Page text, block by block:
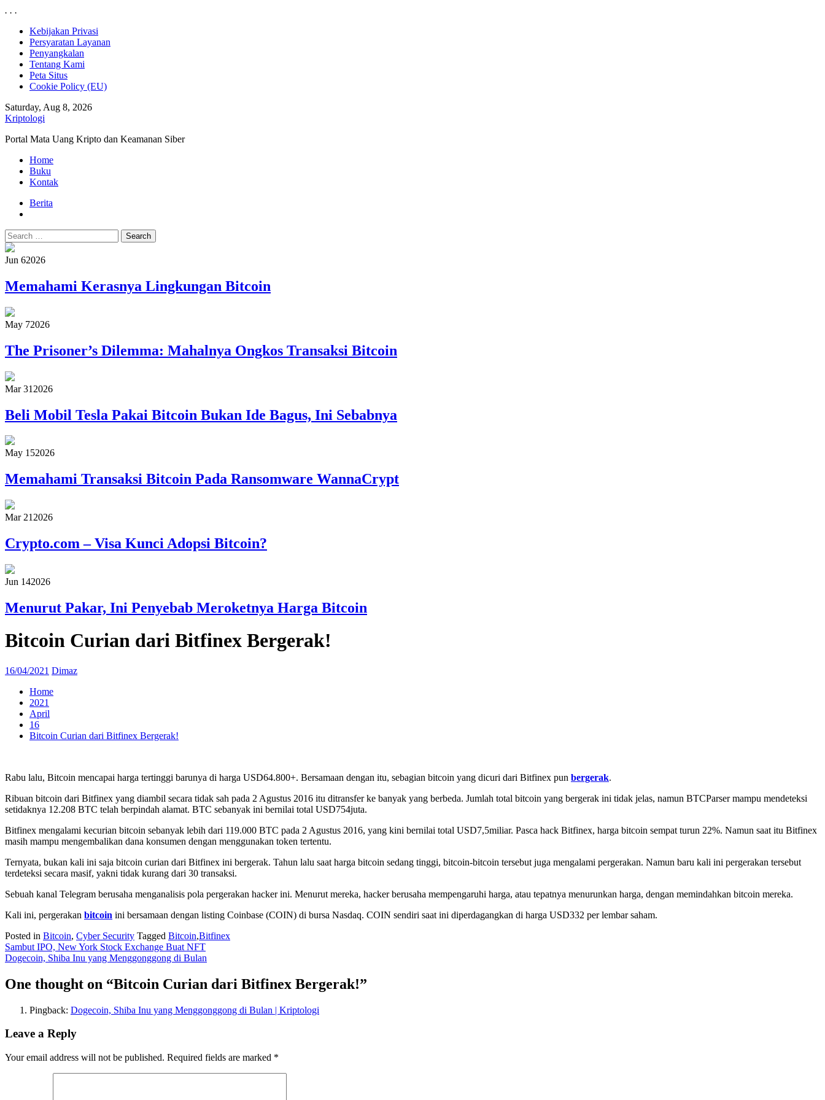
. . .
Skip
content
Kebijakan Privasi
Persyaratan Layanan
Penyangkalan
Tentang Kami
Peta Situs
Cookie Policy (EU)
Saturday, Aug 8, 2026
Kriptologi
Portal Mata Uang Kripto dan Keamanan Siber
Primary
Menu
Home
Buku
Kontak
Berita
Search
for:
Jun 62026
Memahami Kerasnya Lingkungan Bitcoin
May 72026
The Prisoner’s Dilemma: Mahalnya Ongkos Transaksi Bitcoin
Mar 31 2026
Beli Mobil Tesla Pakai Bitcoin Bukan Ide Bagus, Ini Sebabnya
May 152026
Memahami Transaksi Bitcoin Pada Ransomware WannaCrypt
Mar 21 2026
Crypto.com – Visa Kunci Adopsi Bitcoin?
Jun 142026
Menurut Pakar, Ini Penyebab Meroketnya Harga Bitcoin
Bitcoin Curian dari Bitfinex Bergerak!
16/04/2021 Dimaz
Home
2021
April
16
Bitcoin Curian dari Bitfinex Bergerak!
Rabu lalu, Bitcoin mencapai harga tertinggi barunya di harga USD64.800+. Bersamaan dengan itu, sebagian bitcoin yang dicuri dari Bitfinex pun bergerak.
Ribuan bitcoin dari Bitfinex yang diambil secara tidak sah pada 2 Agustus 2016 itu ditransfer ke banyak yang berbeda. Jumlah total bitcoin yang bergerak ini tidak jelas, namun BTCParser mampu mendeteksi
setidaknya 12.208 BTC telah berpindah alamat. BTC sebanyak ini bernilai total USD754juta.
Bitfinex mengalami kecurian bitcoin sebanyak lebih dari 119.000 BTC pada 2 Agustus 2016, yang kini bernilai total USD7,5miliar. Pasca hack Bitfinex, harga bitcoin sempat turun 22%. Namun saat itu Bitfinex
masih mampu mengembalikan dana konsumen dengan menggunakan token tertentu.
Ternyata, bukan kali ini saja bitcoin curian dari Bitfinex ini bergerak. Tahun lalu saat harga bitcoin sedang tinggi, bitcoin-bitcoin tersebut juga mengalami pergerakan. Namun baru kali ini pergerakan tersebut
terdeteksi secara masif, yakni tidak kurang dari 30 transaksi.
Sebuah kanal Telegram berusaha menganalisis pola pergerakan hacker ini. Menurut mereka, hacker berusaha mempengaruhi harga, atau tepatnya menurunkan harga, dengan memindahkan bitcoin mereka.
Kali ini, pergerakan bitcoin ini bersamaan dengan listing Coinbase (COIN) di bursa Nasdaq. COIN sendiri saat ini diperdagangkan di harga USD332 per lembar saham.
Posted in Bitcoin, Cyber Security Tagged Bitcoin,Bitfinex
Post
navigation
Sambut IPO, New York Stock Exchange Buat NFT
Dogecoin, Shiba Inu yang Menggonggong di Bulan
One thought on “Bitcoin Curian dari Bitfinex Bergerak!”
Pingback: Dogecoin, Shiba Inu yang Menggonggong di Bulan | Kriptologi
Leave a Reply
Your email address will not be published. Required fields are marked *